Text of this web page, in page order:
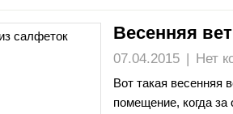
Весенняя
07.04.2015 | Нет
Вот такая весенняя
помещение, когда